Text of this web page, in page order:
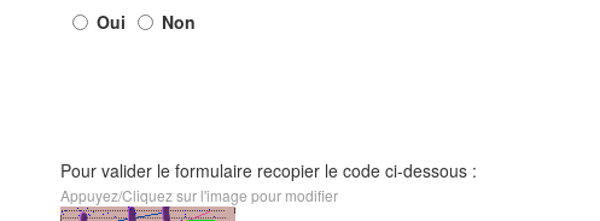
Oui
Non
Pour valider le formulaire recopier le code ci-dessous :
Appuyez/Cliquez sur l'image pour modifier